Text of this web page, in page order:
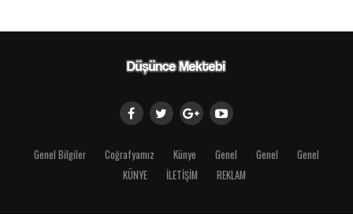
Genel Bilgiler Coğrafyamız Künye Genel Genel
Genel
KÜNYE
İLETİŞİM REKLAM